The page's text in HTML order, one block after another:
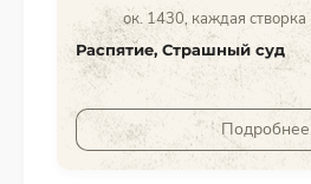
ок. 1430, каждая
Распятие, Страшный суд
Подробнее